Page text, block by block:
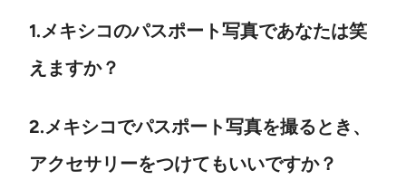
1.メキシコのパスポート写真であなたは笑
えますか？
2.メキシコでパスポート写真を撮るとき、
アクセサリーをつけてもいいですか？